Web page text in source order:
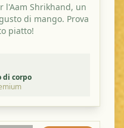
l'Aam Shrikhand, un
di mango. Prova
piatto!
di corpo